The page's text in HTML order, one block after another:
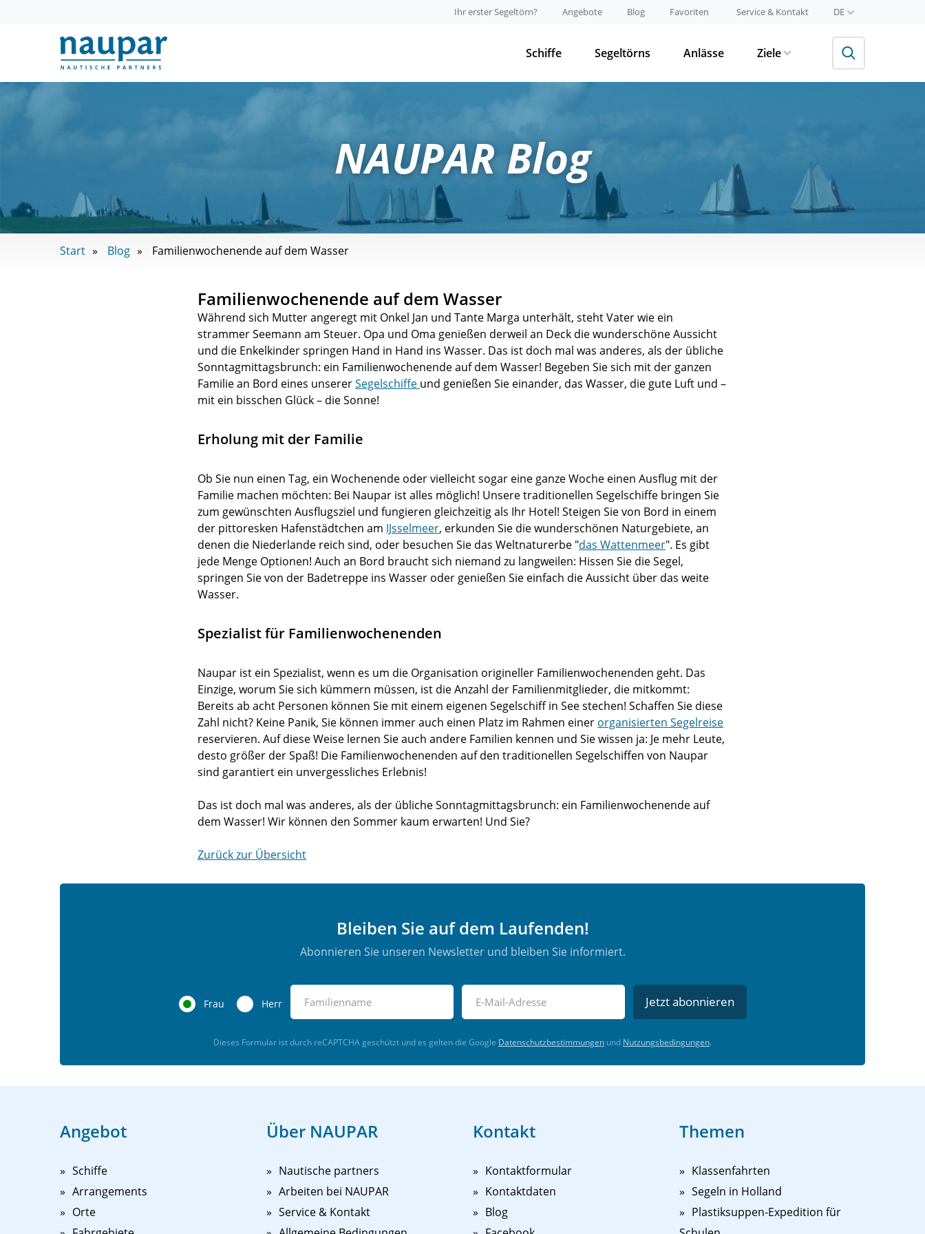
Ihr erster Segeltörn? Angebote Blog Favoriten Service & Kontakt DE
Schiffe Segeltörns Anlässe Ziele
NAUPAR Blog
Start Blog Familienwochenende auf dem Wasser
Familienwochenende auf dem Wasser
Während sich Mutter angeregt mit Onkel Jan und Tante Marga unterhält, steht Vater wie ein
strammer Seemann am Steuer. Opa und Oma genießen derweil an Deck die wunderschöne Aussicht
und die Enkelkinder springen Hand in Hand ins Wasser. Das ist doch mal was anderes, als der übliche
Sonntagmittagsbrunch: ein Familienwochenende auf dem Wasser! Begeben Sie sich mit der ganzen
Familie an Bord eines unsererSegelschiffe und genießen Sie einander, das Wasser, die gute Luft und –
mit ein bisschen Glück – die Sonne!
Erholung mit der Familie
Ob Sie nun einen Tag, ein Wochenende oder vielleicht sogar eine ganze Woche einen Ausflug mit der
Familie machen möchten: Bei Naupar ist alles möglich! Unsere traditionellen Segelschiffe bringen Sie
zum gewünschten Ausflugsziel und fungieren gleichzeitig als Ihr Hotel! Steigen Sie von Bord in einem
der pittoresken Hafenstädtchen am IJsselmeer, erkunden Sie die wunderschönen Naturgebiete, an
denen die Niederlande reich sind, oder besuchen Sie das Weltnaturerbe "das Wattenmeer". Es gibt
jede Menge Optionen! Auch an Bord braucht sich niemand zu langweilen: Hissen Sie die Segel,
springen Sie von der Badetreppe ins Wasser oder genießen Sie einfach die Aussicht über das weite
Wasser.
Spezialist für Familienwochenenden
Naupar ist ein Spezialist, wenn es um die Organisation origineller Familienwochenenden geht. Das
Einzige, worum Sie sich kümmern müssen, ist die Anzahl der Familienmitglieder, die mitkommt:
Bereits ab acht Personen können Sie mit einem eigenen Segelschiff in See stechen! Schaffen Sie diese
Zahl nicht? Keine Panik, Sie können immer auch einen Platz im Rahmen einer organisierten Segelreise
reservieren. Auf diese Weise lernen Sie auch andere Familien kennen und Sie wissen ja: Je mehr Leute,
desto größer der Spaß! Die Familienwochenenden auf den traditionellen Segelschiffen von Naupar
sind garantiert ein unvergessliches Erlebnis!
Das ist doch mal was anderes, als der übliche Sonntagmittagsbrunch: ein Familienwochenende auf
dem Wasser! Wir können den Sommer kaum erwarten! Und Sie?
Zurück zur Übersicht
Bleiben Sie auf dem Laufenden!
Abonnieren Sie unseren Newsletter und bleiben Sie informiert.
Frau Herr Jetzt abonnieren
Dieses Formular ist durch reCAPTCHA geschützt und es gelten die Google Datenschutzbestimmungen und Nutzungsbedingungen.
Angebot
Schiffe
Arrangements
Orte
Über NAUPAR
Nautische partners
Arbeiten bei NAUPAR
Service & Kontakt
Kontakt
Kontaktformular
Kontaktdaten
Blog
Themen
Klassenfahrten
Segeln in Holland
Plastiksuppen-Expedition für